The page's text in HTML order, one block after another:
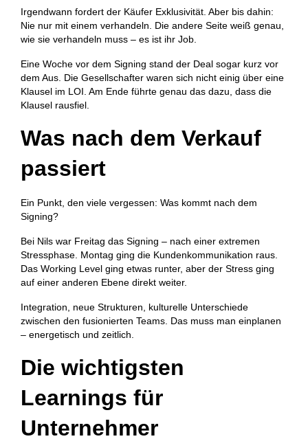
Irgendwann fordert der Käufer Exklusivität. Aber bis dahin:
Nie nur mit einem verhandeln. Die andere Seite weiß genau,
wie sie verhandeln muss – es ist ihr Job.
Eine Woche vor dem Signing stand der Deal sogar kurz vor
dem Aus. Die Gesellschafter waren sich nicht einig über eine
Klausel im LOI. Am Ende führte genau das dazu, dass die
Klausel rausfiel.
Was nach dem Verkauf
passiert
Ein Punkt, den viele vergessen: Was kommt nach dem
Signing?
Bei Nils war Freitag das Signing – nach einer extremen
Stressphase. Montag ging die Kundenkommunikation raus.
Das Working Level ging etwas runter, aber der Stress ging
auf einer anderen Ebene direkt weiter.
Integration, neue Strukturen, kulturelle Unterschiede
zwischen den fusionierten Teams. Das muss man einplanen
– energetisch und zeitlich.
Die wichtigsten
Learnings für
Unternehmer